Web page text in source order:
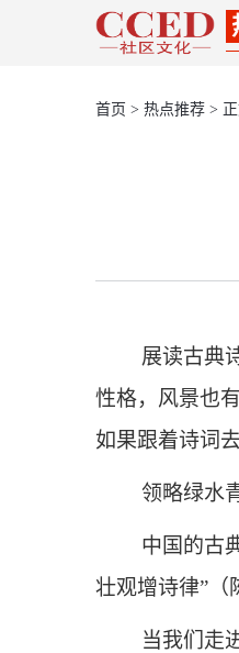
首页 > 热点推荐 >
展读古典
性格，风景也
如果跟着诗词
领略绿水
中国的古
壮观增诗律”（
当我们走